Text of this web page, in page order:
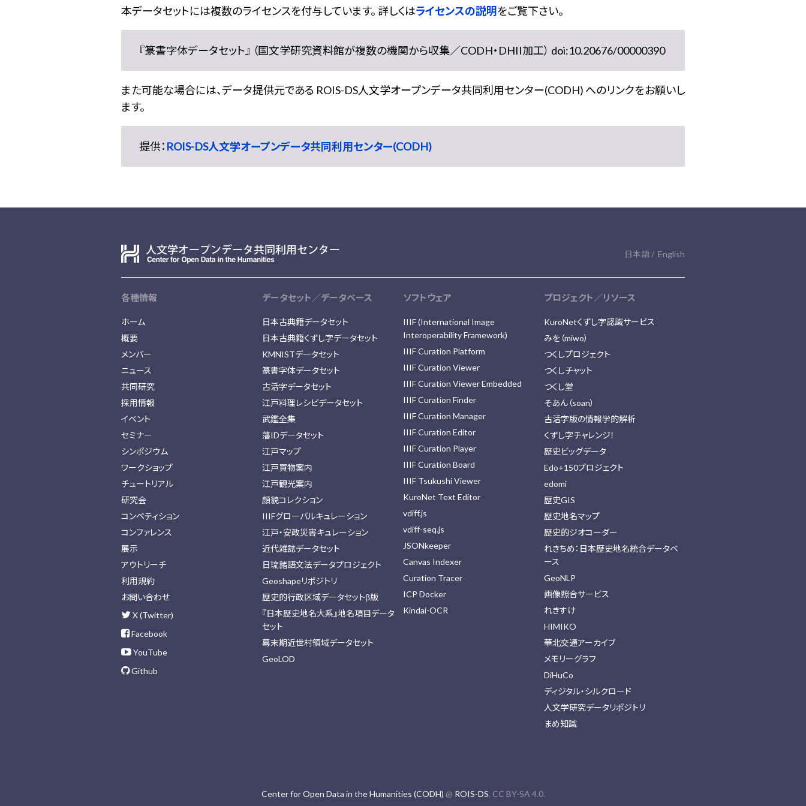
本データセットには複数のライセンスを付与しています。 詳しくはライセンスの説明をご覧下さい。
『篆書字体データセット』 （国文学研究資料館が複数の機関から収集／CODH・DHII加工） doi:10.20676/00000390
また可能な場合には、データ提供元である ROIS-DS人文学オープンデータ共同利用センター(CODH) へのリンクをお願いし
ます。
提供： ROIS-DS人文学オープンデータ共同利用センター(CODH)
日本語 English
各種情報
ホーム
概要
メンバー
ニュース
共同研究
採用情報
イベント
セミナー
シンポジウム
ワークショップ
チュートリアル
研究会
コンペティション
コンファレンス
展示
アウトリーチ
利用規約
お問い合わせ
X (Twitter)
Facebook
YouTube
Github
データセット／データベース
日本古典籍データセット
日本古典籍くずし字データセット
KMNISTデータセット
篆書字体データセット
古活字データセット
江戸料理レシピデータセット
武鑑全集
藩IDデータセット
江戸マップ
江戸買物案内
江戸観光案内
顔貌コレクション
IIIFグローバルキュレーション
江戸・安政災害キュレーション
近代雑誌データセット
日琉諸語文法データプロジェクト
Geoshapeリポジトリ
歴史的行政区域データセットβ版
『日本歴史地名大系』地名項目データ
セット
幕末期近世村領域データセット
GeoLOD
ソフトウェア
IIIF (International Image
Interoperability Framework)
IIIF Curation Platform
IIIF Curation Viewer
IIIF Curation Viewer Embedded
IIIF Curation Finder
IIIF Curation Manager
IIIF Curation Editor
IIIF Curation Player
IIIF Curation Board
IIIF Tsukushi Viewer
KuroNet Text Editor
vdiff.js
vdiff-seq.js
JSONkeeper
Canvas Indexer
Curation Tracer
ICP Docker
Kindai-OCR
プロジェクト／リソース
KuroNetくずし字認識サービス
みを（miwo）
つくしプロジェクト
つくしチャット
つくし堂
そあん（soan）
古活字版の情報学的解析
くずし字チャレンジ！
歴史ビッグデータ
Edo+150プロジェクト
edomi
歴史GIS
歴史地名マップ
歴史的ジオコーダー
れきちめ：日本歴史地名統合データベ
ース
GeoNLP
画像照合サービス
れきすけ
HIMIKO
華北交通アーカイブ
メモリーグラフ
DiHuCo
ディジタル・シルクロード
人文学研究データリポジトリ
まめ知識
Center for Open Data in the Humanities (CODH) @ ROIS-DS. CC BY-SA 4.0.